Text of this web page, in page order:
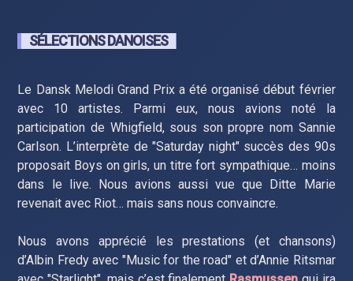
SÉLECTIONS DANOISES
Le Dansk Melodi Grand Prix a été organisé début février
avec 10 artistes. Parmi eux, nous avions noté la
participation de Whigfield, sous son propre nom Sannie
Carlson. L’interprète de "Saturday night" succès des 90s
proposait Boys on girls, un titre fort sympathique… moins
dans le live. Nous avions aussi vue que Ditte Marie
revenait avec Riot… mais sans nous convaincre.
Nous avons apprécié les prestations (et chansons)
d’Albin Fredy avec "Music for the road" et d’Annie Ritsmar